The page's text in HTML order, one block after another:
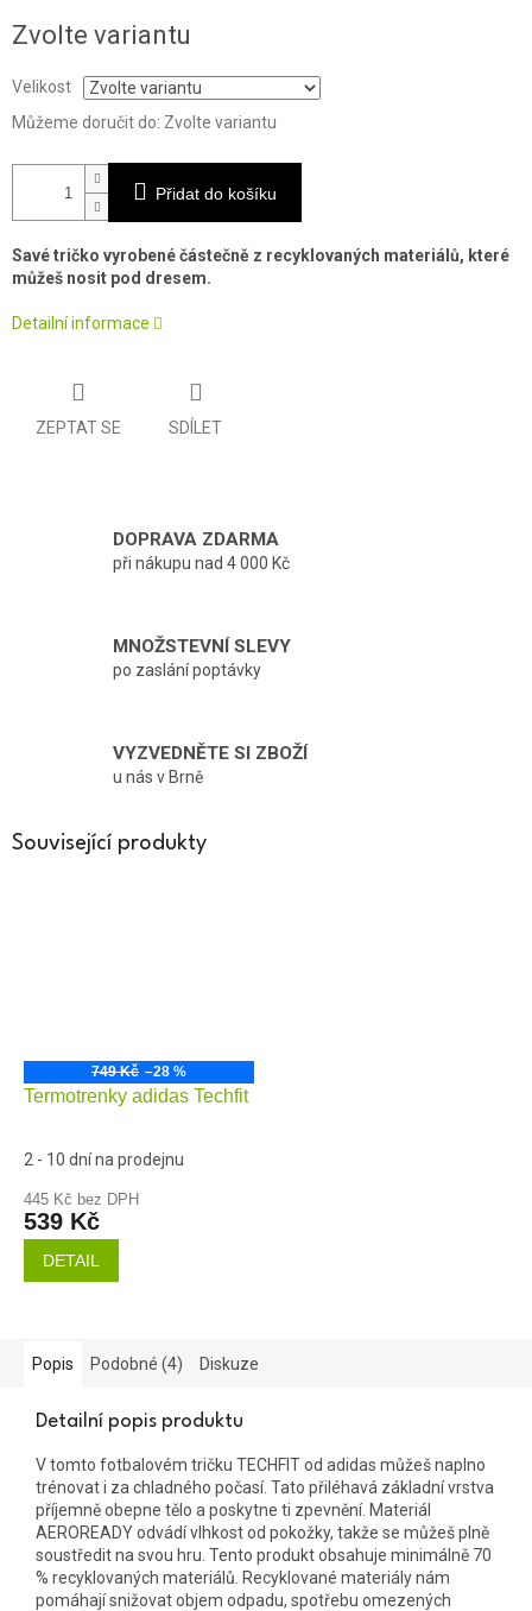
cena:
Zvolte variantu
Velikost
Můžeme doručit do: Zvolte variantu
Přidat do košíku
Savé tričko vyrobené částečně z recyklovaných materiálů, které
můžeš nosit pod dresem.
Detailní informace
ZEPTAT SE SDÍLET
DOPRAVA ZDARMA
při nákupu nad 4 000 Kč
MNOŽSTEVNÍ SLEVY
po zaslání poptávky
VYZVEDNĚTE SI ZBOŽÍ
u nás v Brně
Související produkty
749 Kč –28 %
Termotrenky adidas Techfit
2 - 10 dní na prodejnu
445 Kč bez DPH
539 Kč
DETAIL
Popis Podobné (4) Diskuze
Detailní popis produktu
V tomto fotbalovém tričku TECHFIT od adidas můžeš naplno
trénovat i za chladného počasí. Tato přiléhavá základní vrstva
příjemně obepne tělo a poskytne ti zpevnění. Materiál
AEROREADY odvádí vlhkost od pokožky, takže se můžeš plně
soustředit na svou hru. Tento produkt obsahuje minimálně 70
% recyklovaných materiálů. Recyklované materiály nám
pomáhají snižovat objem odpadu, spotřebu omezených